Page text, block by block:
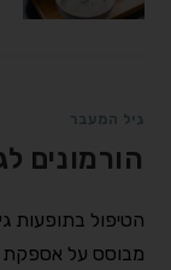
גיל המעבר
הורמונים
הטיפול בתופעות
מבוסס על אספקת